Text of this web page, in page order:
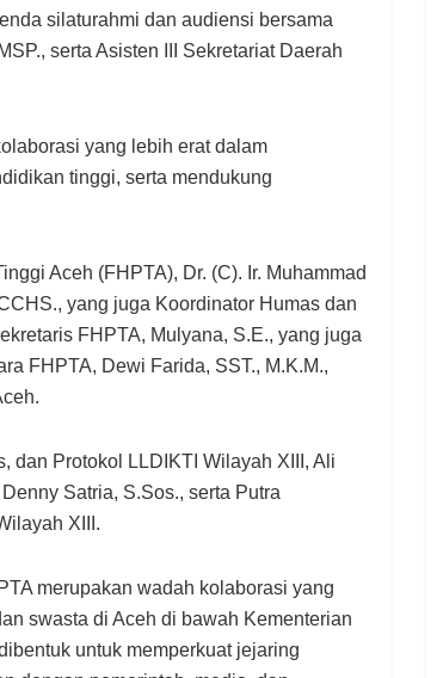
silaturahmi dan audiensi bersama
serta Asisten III Sekretariat Daerah
yang lebih erat dalam
tinggi, serta mendukung
Aceh (FHPTA), Dr. (C). Ir. Muhammad
yang juga Koordinator Humas dan
FHPTA, Mulyana, S.E., yang juga
FHPTA, Dewi Farida, SST., M.K.M.,
dan Protokol LLDIKTI Wilayah XIII, Ali
Satria, S.Sos., serta Putra
XIII.
merupakan wadah kolaborasi yang
swasta di Aceh di bawah Kementerian
untuk memperkuat jejaring